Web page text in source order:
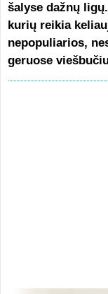
šalyse dažnų
kurių reikia
nepopuliarios,
geruose